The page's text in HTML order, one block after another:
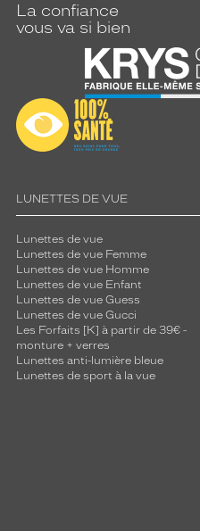
La confiance
vous va si bien
LUNETTES DE VUE
Lunettes de vue
Lunettes de vue Femme
Lunettes de vue Homme
Lunettes de vue Enfant
Lunettes de vue Guess
Lunettes de vue Gucci
Les Forfaits [K] à partir de 39€ -
monture + verres
Lunettes anti-lumière bleue
Lunettes de sport à la vue